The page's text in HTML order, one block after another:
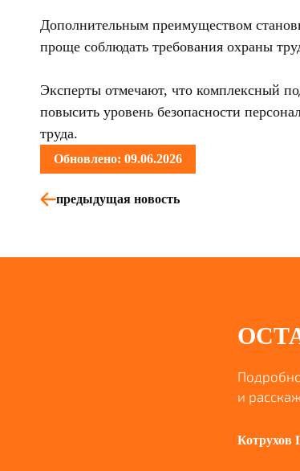
Дополнительным преимуществом
проще соблюдать требования охраны
Эксперты отмечают, что комплексный
повысить уровень безопасности
труда.
Обновлено: 09.06.2026
предыдущая новость
и
Котрухов